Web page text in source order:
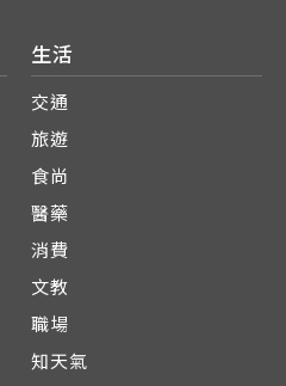
生活
交通
旅遊
食尚
醫藥
消費
文教
職場
知天氣